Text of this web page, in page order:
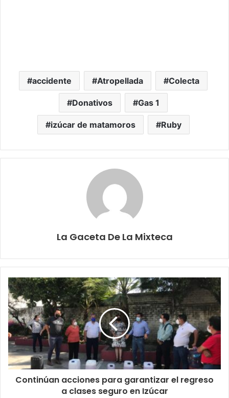
accidente Atropellada Colecta
Donativos Gas 1
izúcar de matamoros Ruby
La Gaceta De La Mixteca
Continúan acciones para garantizar el regreso
a clases seguro en Izúcar